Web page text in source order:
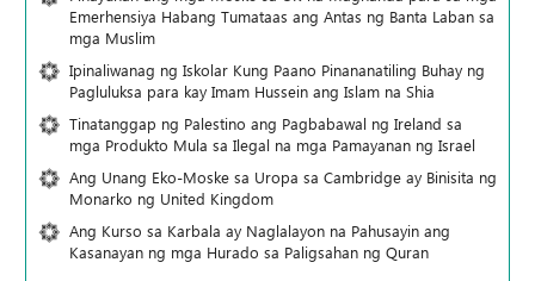
Emerhensiya Habang Tumataas ang Antas ng Banta Laban sa
mga Muslim
Ipinaliwanag ng Iskolar Kung Paano Pinananatiling Buhay ng
Pagluluksa para kay Imam Hussein ang Islam na Shia
Tinatanggap ng Palestino ang Pagbabawal ng Ireland sa
mga Produkto Mula sa Ilegal na mga Pamayanan ng Israel
Ang Unang Eko-Moske sa Uropa sa Cambridge ay Binisita ng
Monarko ng United Kingdom
Ang Kurso sa Karbala ay Naglalayon na Pahusayin ang
Kasanayan ng mga Hurado sa Paligsahan ng Quran